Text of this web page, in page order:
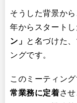
そうした背景か
年からスタートし
ン」 と名づけた
ングです。
このミーティン
常業務に定着さ